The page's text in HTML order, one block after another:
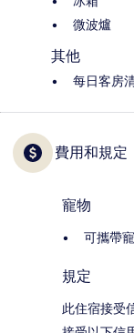
微波爐
其他
每日客房
費用和規定
寵物
可攜帶
規定
此住宿接受